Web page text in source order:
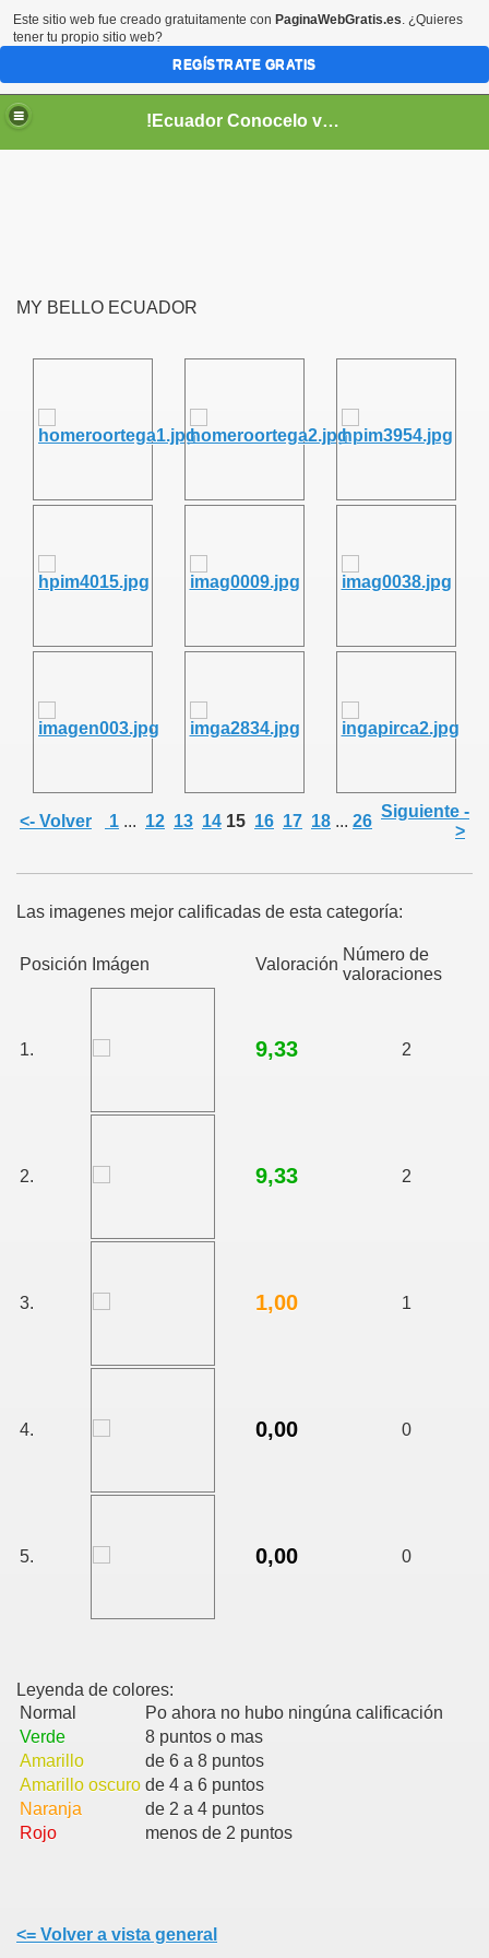
!Ecuador Conocelo vivelo!
MY BELLO ECUADOR
<- Volver 1 ... 12 13 14 15 16 17 18 ... 26
Siguiente -
>
Las imagenes mejor calificadas de esta categoría:
Posición Imágen Valoración
Número de
valoraciones
1. 9,33 2
2. 9,33 2
3. 1,00 1
4. 0,00 0
5. 0,00 0
Leyenda de colores:
Normal
Po ahora no hubo ningúna calificación
Verde
8 puntos o mas
Amarillo
de 6 a 8 puntos
Amarillo oscuro de 4 a 6 puntos
Naranja
de 2 a 4 puntos
Rojo
menos de 2 puntos
<= Volver a vista general
Este sitio web fue creado gratuitamente con PaginaWebGratis.es. ¿Quieres
tener tu propio sitio web?
REGÍSTRATE GRATIS